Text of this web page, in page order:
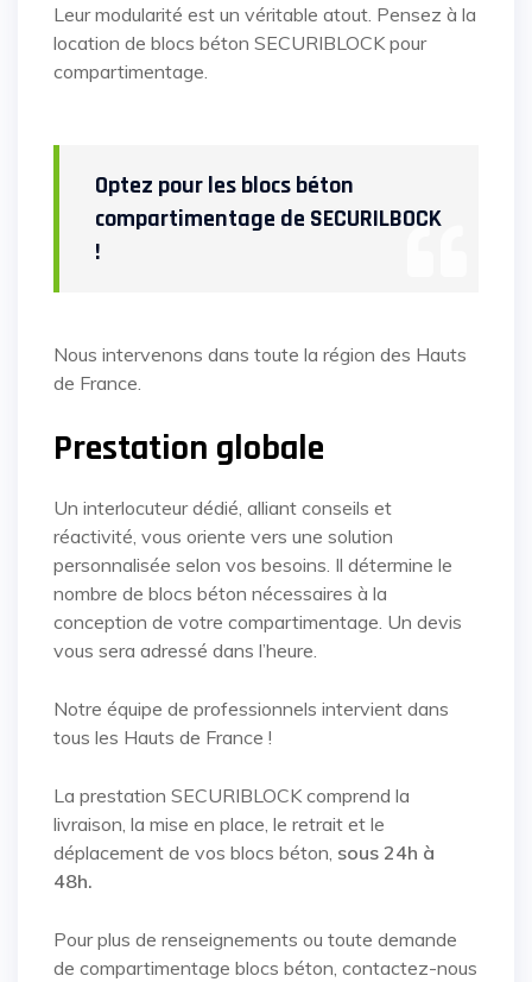
Leur modularité est un véritable atout. Pensez à la
location de blocs béton SECURIBLOCK pour
compartimentage.
Optez pour les blocs béton
compartimentage de SECURILBOCK
!
Nous intervenons dans toute la région des Hauts
de France.
Prestation globale
Un interlocuteur dédié, alliant conseils et
réactivité, vous oriente vers une solution
personnalisée selon vos besoins. Il détermine le
nombre de blocs béton nécessaires à la
conception de votre compartimentage. Un devis
vous sera adressé dans l’heure.
Notre équipe de professionnels intervient dans
tous les Hauts de France !
La prestation SECURIBLOCK comprend la
livraison, la mise en place, le retrait et le
déplacement de vos blocs béton, sous 24h à
48h.
Pour plus de renseignements ou toute demande
de compartimentage blocs béton, contactez-nous